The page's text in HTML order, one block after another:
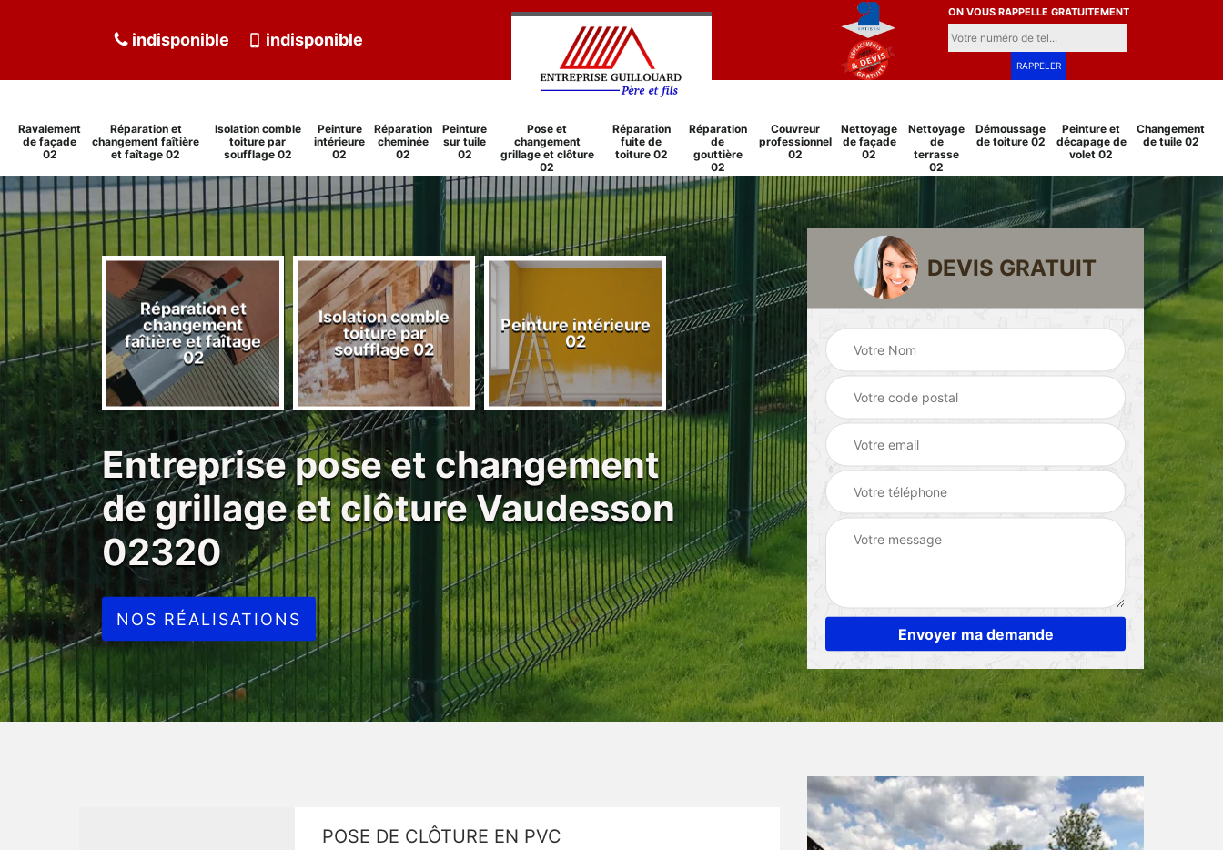
indisponible indisponible
ON VOUS RAPPELLE GRATUITEMENT
Ravalement
de façade
02
Réparation et
changement faîtière
et faîtage 02
Isolation comble
toiture par
soufflage 02
Peinture
intérieure
02
Réparation
cheminée
02
Peinture
sur tuile
02
Pose et
changement
grillage et clôture
02
Réparation
fuite de
toiture 02
Réparation
de
gouttière
02
Couvreur
professionnel
02
Nettoyage
de façade
02
Nettoyage
de
terrasse
02
Démoussage
de toiture 02
Peinture et
décapage de
volet 02
Changement
de tuile 02
de
02
Réparation et
changement
faîtière et faîtage
02
Isolation comble
toiture par
soufflage 02
Peinture intérieure
02
Réparation
cheminée 02
Peinture sur tuile
Pose et
changement
grillage et clôture
02
Entreprise pose et changement
de grillage et clôture Vaudesson
02320
NOS RÉALISATIONS
DEVIS GRATUIT
POSE DE CLÔTURE EN PVC